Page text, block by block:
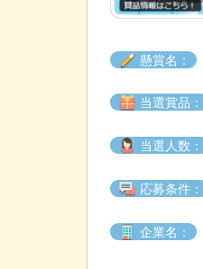
懸賞名：
当選賞品：
当選人数：
応募条件：
企業名：